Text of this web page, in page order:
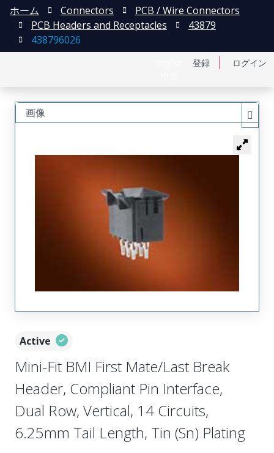
登録 ログイン
ホーム Connectors
PCB / Wire Connectors
PCB Headers and Receptacles
43879
438796026
Active
Mini-Fit BMI First Mate/Last Break
Header, Compliant Pin Interface,
Dual Row, Vertical, 14 Circuits,
6.25mm Tail Length, Tin (Sn) Plating
画像